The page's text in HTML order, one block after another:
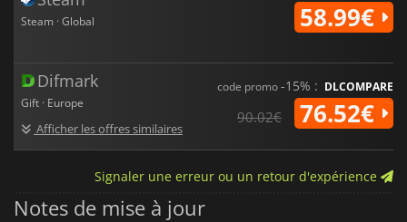
Steam · Global 58.99€
Difmark
Gift · Europe
Afficher les offres similaires
code promo-15% : DLCOMPARE
90.02€ 76.52€
Signaler une erreur ou un retour d'expérience
Notes de mise à jour